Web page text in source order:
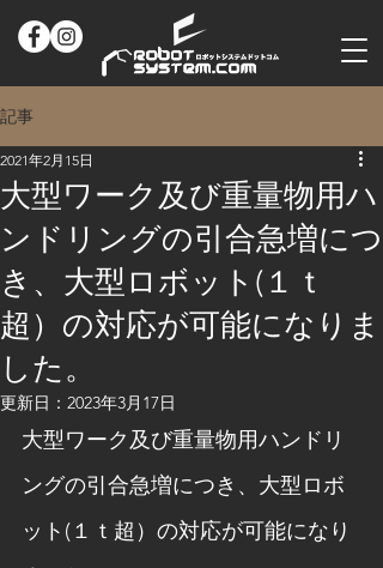
記事
大型ワーク及び重量物用ハ
ンドリングの引合急増につ
き、大型ロボット(１ｔ
超）の対応が可能になりま
した。
2021年2月15日
更新日： 2023年3月17日
大型ワーク及び重量物用ハンドリ
ングの引合急増につき、大型ロボ
ット(１ｔ超）の対応が可能になり